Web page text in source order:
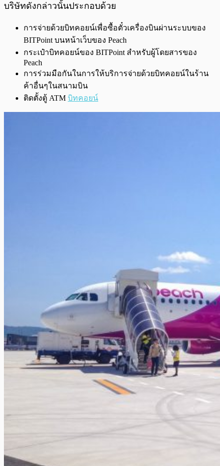
บริษัทดังกล่าวนั้นประกอบด้วย
การจ่ายด้วยบิทคอยน์เพื่อซื้อตั๋วเครื่องบินผ่านระบบของ
BITPoint บนหน้าเว็บของ Peach
กระเป๋าบิทคอยน์ของ BITPoint สำหรับผู้โดยสารของ
Peach
การร่วมมือกันในการให้บริการจ่ายด้วยบิทคอยน์ในร้าน
ค้าอื่นๆในสนามบิน
ติดตั้งตู้ ATM บิทคอยน์